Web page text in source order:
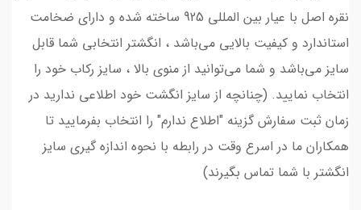
نقره اصل با عیار بین المللی 925 ساخته شده و دارای ضخامت
استاندارد و کیفیت بالایی می‌باشد ، انگشتر انتخابی شما قابل
سایز می‌باشد و شما می‌توانید از منوی بالا ، سایز رکاب خود را
انتخاب نمایید. (چنانچه از سایز انگشت خود اطلاعی ندارید در
زمان ثبت سفارش گزینه "اطلاع ندارم" را انتخاب بفرمایید تا
همکاران ما در اسرع وقت در رابطه با نحوه اندازه گیری سایز
انگشتر با شما تماس بگیرند)